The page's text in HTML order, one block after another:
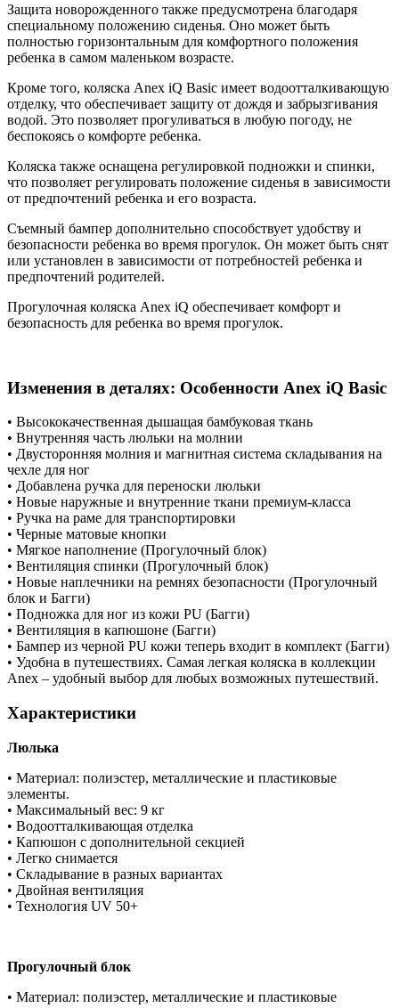
Защита новорожденного также предусмотрена благодаря
специальному положению сиденья. Оно может быть
полностью горизонтальным для комфортного положения
ребенка в самом маленьком возрасте.
Кроме того, коляска Anex iQ Basic имеет водоотталкивающую
отделку, что обеспечивает защиту от дождя и забрызгивания
водой. Это позволяет прогуливаться в любую погоду, не
беспокоясь о комфорте ребенка.
Коляска также оснащена регулировкой подножки и спинки,
что позволяет регулировать положение сиденья в зависимости
от предпочтений ребенка и его возраста.
Съемный бампер дополнительно способствует удобству и
безопасности ребенка во время прогулок. Он может быть снят
или установлен в зависимости от потребностей ребенка и
предпочтений родителей.
Прогулочная коляска Anex iQ обеспечивает комфорт и
безопасность для ребенка во время прогулок.
Изменения в деталях: Особенности Anex iQ Basic
• Высококачественная дышащая бамбуковая ткань
• Внутренняя часть люльки на молнии
• Двусторонняя молния и магнитная система складывания на
чехле для ног
• Добавлена ручка для переноски люльки
• Новые наружные и внутренние ткани премиум-класса
• Ручка на раме для транспортировки
• Черные матовые кнопки
• Мягкое наполнение (Прогулочный блок)
• Вентиляция спинки (Прогулочный блок)
• Новые наплечники на ремнях безопасности (Прогулочный
блок и Багги)
• Подножка для ног из кожи PU (Багги)
• Вентиляция в капюшоне (Багги)
• Бампер из черной PU кожи теперь входит в комплект (Багги)
• Удобна в путешествиях. Самая легкая коляска в коллекции
Anex – удобный выбор для любых возможных путешествий.
Характеристики
Люлька
• Материал: полиэстер, металлические и пластиковые
элементы.
• Максимальный вес: 9 кг
• Водоотталкивающая отделка
• Капюшон с дополнительной секцией
• Легко снимается
• Складывание в разных вариантах
• Двойная вентиляция
• Технология UV 50+
Прогулочный блок
• Материал: полиэстер, металлические и пластиковые